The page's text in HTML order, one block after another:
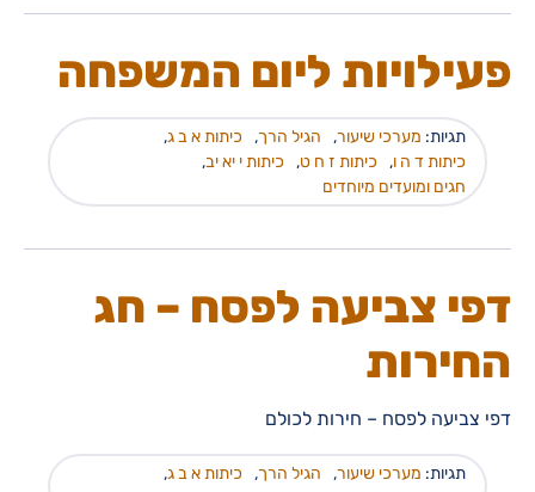
פעילויות ליום המשפחה
תגיות: מערכי שיעור, הגיל הרך, כיתות א ב ג,
כיתות ד ה ו, כיתות ז ח ט, כיתות י יא יב,
חגים ומועדים מיוחדים
דפי צביעה לפסח – חג
החירות
דפי צביעה לפסח – חירות לכולם
תגיות: מערכי שיעור, הגיל הרך, כיתות א ב ג,